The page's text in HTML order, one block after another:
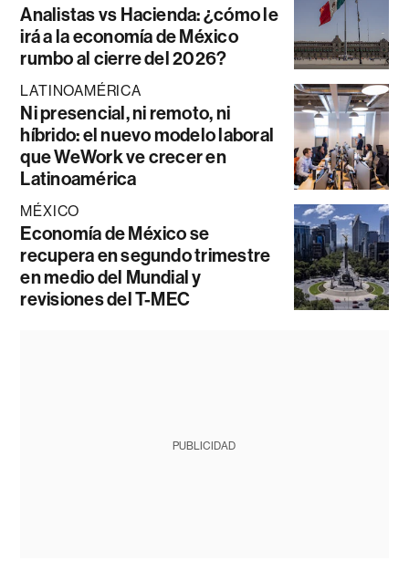
Analistas vs Hacienda: ¿cómo le
irá a la economía de México
rumbo al cierre del 2026?
LATINOAMÉRICA
Ni presencial, ni remoto, ni
híbrido: el nuevo modelo laboral
que WeWork ve crecer en
Latinoamérica
MÉXICO
Economía de México se
recupera en segundo trimestre
en medio del Mundial y
revisiones del T-MEC
PUBLICIDAD